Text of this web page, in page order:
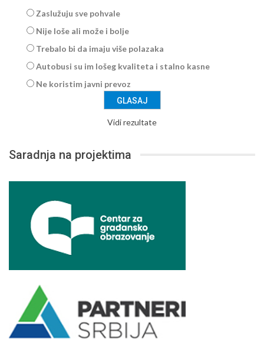
Zaslužuju sve pohvale
Nije loše ali može i bolje
Trebalo bi da imaju više polazaka
Autobusi su im lošeg kvaliteta i stalno kasne
Ne koristim javni prevoz
Vidi rezultate
Saradnja na projektima